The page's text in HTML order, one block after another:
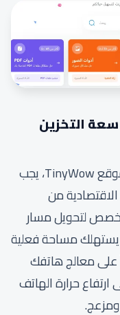
التخزين
لكي ندرك القيمة البرمجية العظيمة لموقع TinyWow، يجب
من
لتحويل مسار
يستهلك مساحة فعلية
على معالج هاتفك
حرارة الهاتف